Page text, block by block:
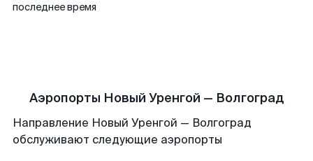
последнее время
Аэропорты Новый Уренгой — Волгоград
Направление Новый Уренгой — Волгоград
обслуживают следующие аэропорты